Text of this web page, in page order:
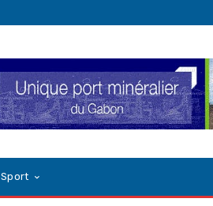
Sport